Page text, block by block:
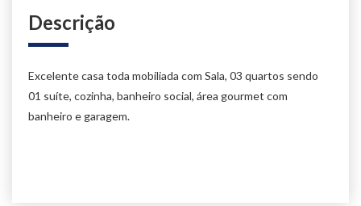
Descrição
Excelente casa toda mobiliada com Sala, 03 quartos sendo
01 suíte, cozinha, banheiro social, área gourmet com
banheiro e garagem.